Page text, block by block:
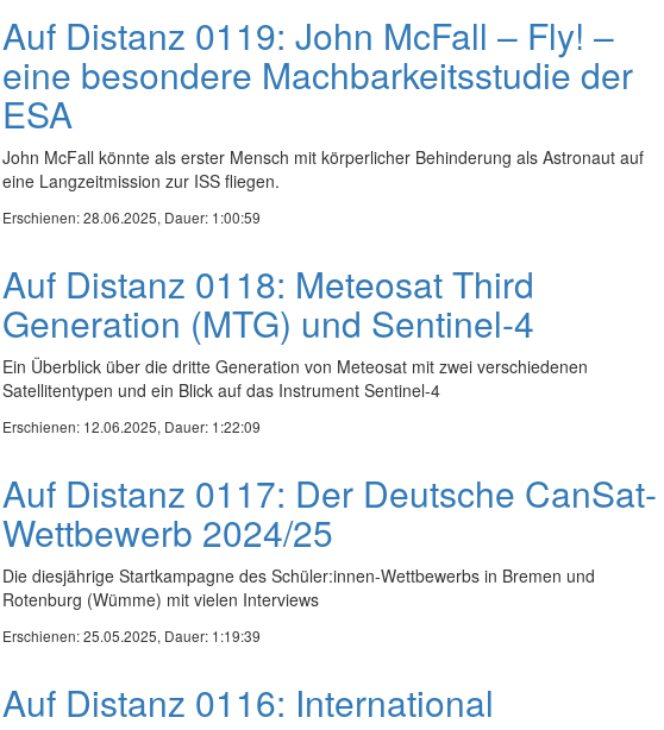
Auf Distanz 0119: John McFall – Fly! –
eine besondere Machbarkeitsstudie der
ESA
John McFall könnte als erster Mensch mit körperlicher Behinderung als Astronaut auf
eine Langzeitmission zur ISS fliegen.
Erschienen: 28.06.2025, Dauer: 1:00:59
Auf Distanz 0118: Meteosat Third
Generation (MTG) und Sentinel-4
Ein Überblick über die dritte Generation von Meteosat mit zwei verschiedenen
Satellitentypen und ein Blick auf das Instrument Sentinel-4
Erschienen: 12.06.2025, Dauer: 1:22:09
Auf Distanz 0117: Der Deutsche CanSat-
Wettbewerb 2024/25
Die diesjährige Startkampagne des Schüler:innen-Wettbewerbs in Bremen und
Rotenburg (Wümme) mit vielen Interviews
Erschienen: 25.05.2025, Dauer: 1:19:39
Auf Distanz 0116: International